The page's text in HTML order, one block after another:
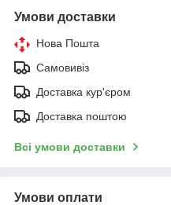
Умови доставки
Нова Пошта
Самовивіз
Доставка кур'єром
Доставка поштою
Всі умови доставки
Умови оплати